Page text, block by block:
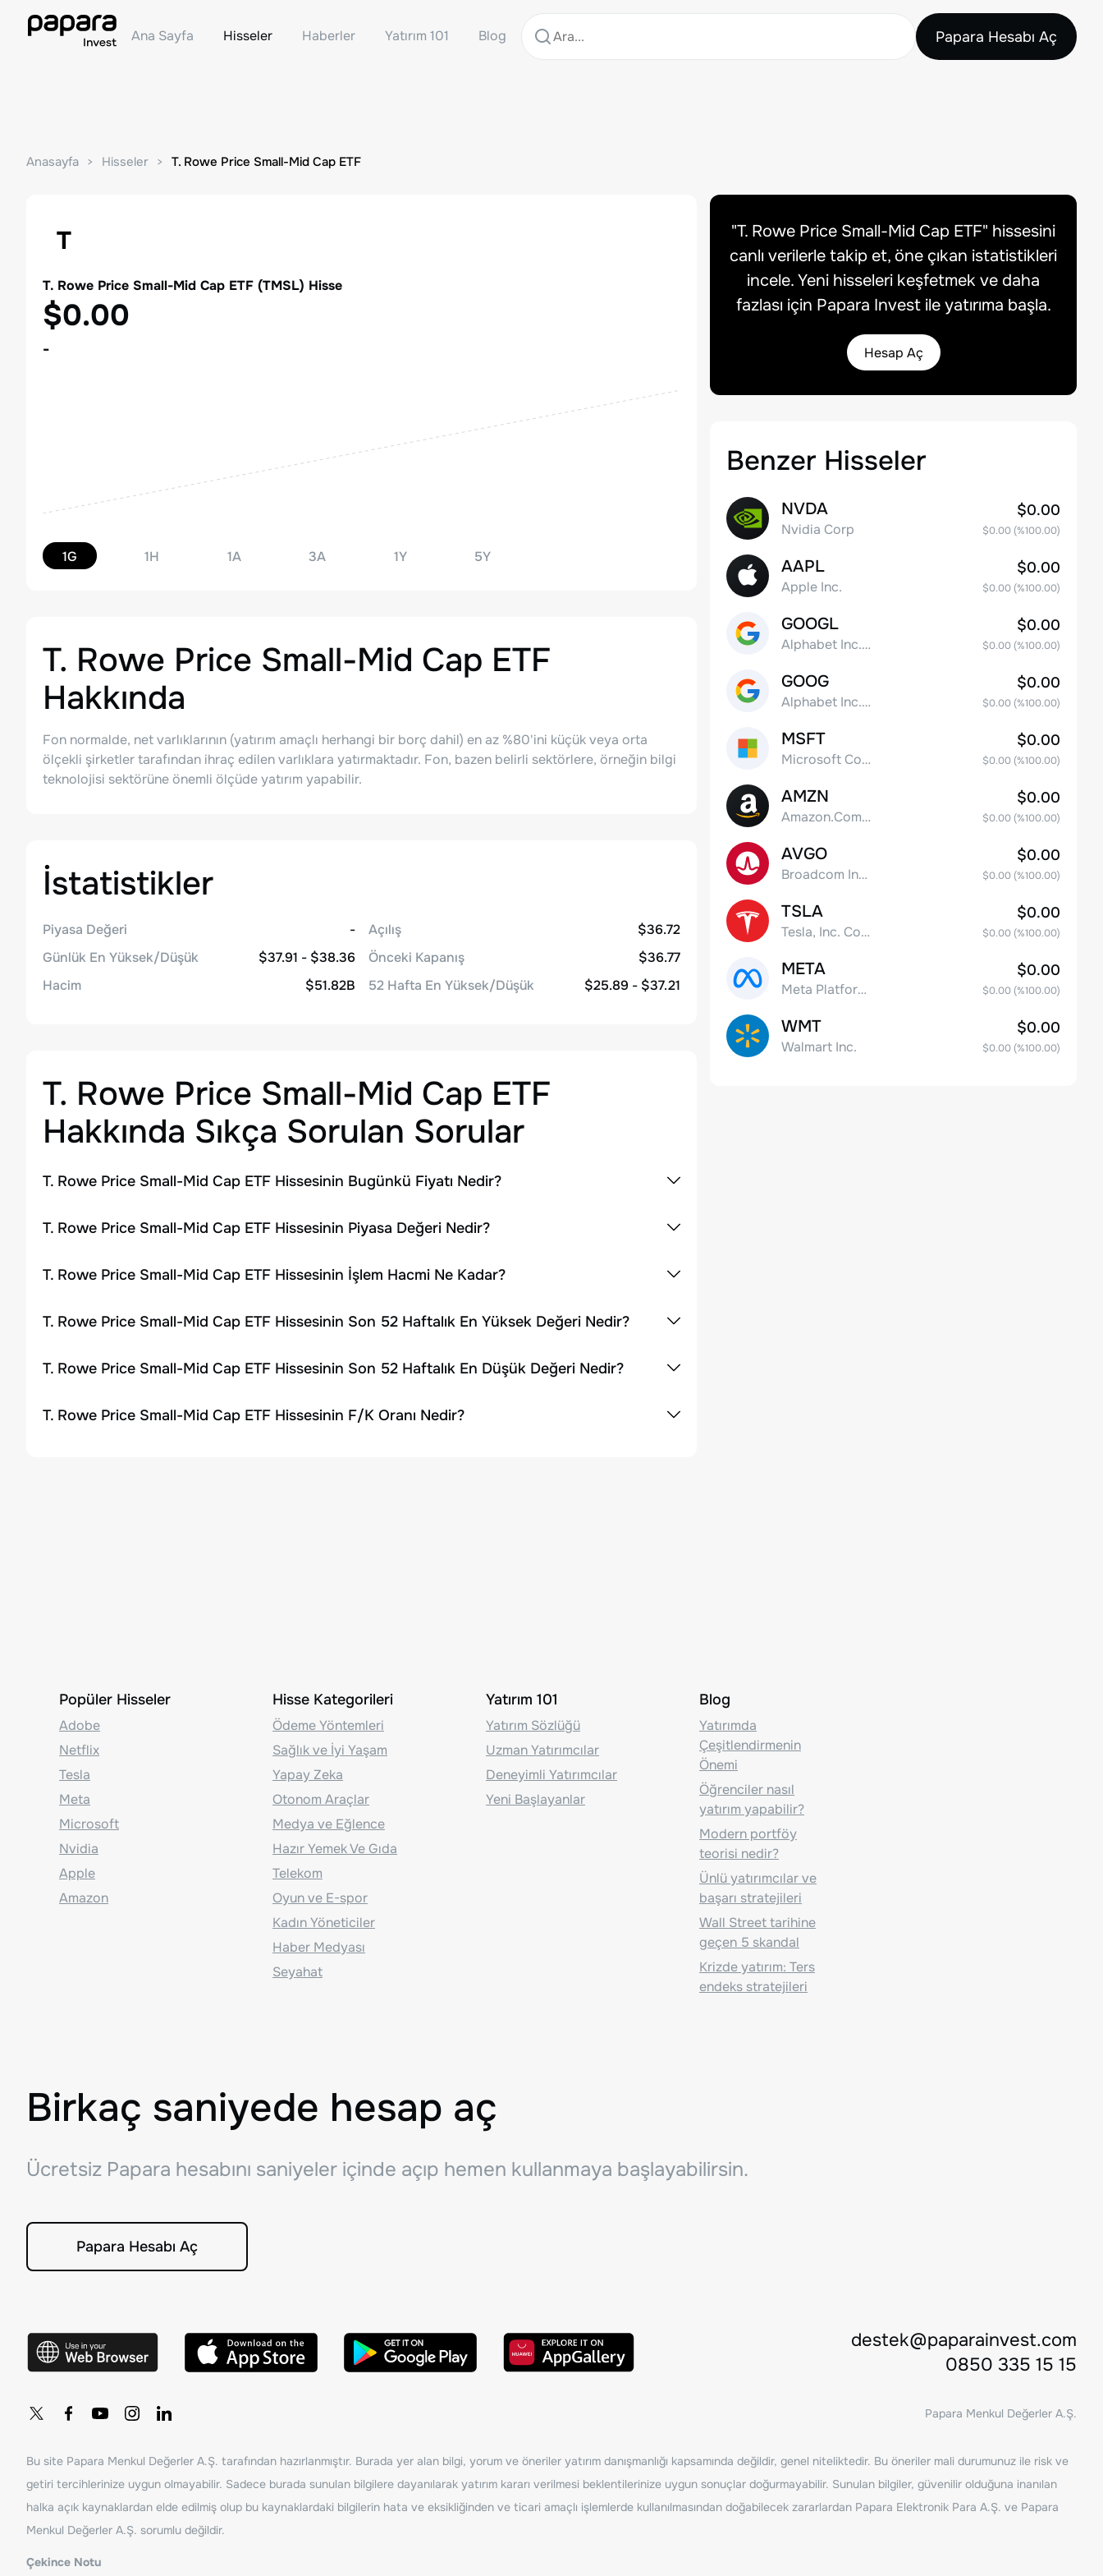
Ana Sayfa Hisseler Haberler Yatırım 101 Blog Papara Hesabı Aç
Anasayfa Hisseler T. Rowe Price Small-Mid Cap ETF
T
T. Rowe Price Small-Mid Cap ETF (TMSL) Hisse
$0.00
-
1G 1H 1A 3A 1Y 5Y
T. Rowe Price Small-Mid Cap ETF
Hakkında
Fon normalde, net varlıklarının (yatırım amaçlı herhangi bir borç dahil) en az %80'ini küçük veya orta
ölçekli şirketler tarafından ihraç edilen varlıklara yatırmaktadır. Fon, bazen belirli sektörlere, örneğin bilgi
teknolojisi sektörüne önemli ölçüde yatırım yapabilir.
İstatistikler
Piyasa Değeri
-
Günlük En Yüksek/Düşük
$37.91 - $38.36
Hacim
$51.82B
Açılış
$36.72
Önceki Kapanış
$36.77
52 Hafta En Yüksek/Düşük
$25.89 - $37.21
T. Rowe Price Small-Mid Cap ETF
Hakkında Sıkça Sorulan Sorular
T. Rowe Price Small-Mid Cap ETF Hissesinin Bugünkü Fiyatı Nedir?
T. Rowe Price Small-Mid Cap ETF Hissesinin Piyasa Değeri Nedir?
T. Rowe Price Small-Mid Cap ETF Hissesinin İşlem Hacmi Ne Kadar?
T. Rowe Price Small-Mid Cap ETF Hissesinin Son 52 Haftalık En Yüksek Değeri Nedir?
T. Rowe Price Small-Mid Cap ETF Hissesinin Son 52 Haftalık En Düşük Değeri Nedir?
T. Rowe Price Small-Mid Cap ETF Hissesinin F/K Oranı Nedir?
"T. Rowe Price Small-Mid Cap ETF" hissesini
canlı verilerle takip et, öne çıkan istatistikleri
incele. Yeni hisseleri keşfetmek ve daha
fazlası için Papara Invest ile yatırıma başla.
Hesap Aç
Benzer Hisseler
NVDA
Nvidia Corp
$0.00
$0.00(%100.00)
AAPL
Apple Inc.
$0.00
$0.00(%100.00)
GOOGL
Alphabet Inc. Class A Common Stock
$0.00
$0.00(%100.00)
GOOG
Alphabet Inc. Class C Capital Stock
$0.00
$0.00(%100.00)
MSFT
Microsoft Corp
$0.00
$0.00(%100.00)
AMZN
Amazon.Com Inc
$0.00
$0.00(%100.00)
AVGO
Broadcom Inc. Common Stock
$0.00
$0.00(%100.00)
TSLA
Tesla, Inc. Common Stock
$0.00
$0.00(%100.00)
META
Meta Platforms, Inc. Class A Common Stock
$0.00
$0.00(%100.00)
WMT
Walmart Inc.
$0.00
$0.00(%100.00)
Popüler Hisseler
Adobe
Netflix
Tesla
Meta
Microsoft
Nvidia
Apple
Amazon
Hisse Kategorileri
Ödeme Yöntemleri
Sağlık ve İyi Yaşam
Yapay Zeka
Otonom Araçlar
Medya ve Eğlence
Hazır Yemek Ve Gıda
Telekom
Oyun ve E-spor
Kadın Yöneticiler
Haber Medyası
Seyahat
Yatırım 101
Yatırım Sözlüğü
Uzman Yatırımcılar
Deneyimli Yatırımcılar
Yeni Başlayanlar
Blog
Yatırımda
Çeşitlendirmenin
Önemi
Öğrenciler nasıl
yatırım yapabilir?
Modern portföy
teorisi nedir?
Ünlü yatırımcılar ve
başarı stratejileri
Wall Street tarihine
geçen 5 skandal
Krizde yatırım: Ters
endeks stratejileri
Birkaç saniyede hesap aç
Ücretsiz Papara hesabını saniyeler içinde açıp hemen kullanmaya başlayabilirsin.
Papara Hesabı Aç
destek@paparainvest.com
0850 335 15 15
Papara Menkul Değerler A.Ş.
Bu site Papara Menkul Değerler A.Ş. tarafından hazırlanmıştır. Burada yer alan bilgi, yorum ve öneriler yatırım danışmanlığı kapsamında değildir, genel niteliktedir. Bu öneriler mali durumunuz ile risk ve
getiri tercihlerinize uygun olmayabilir. Sadece burada sunulan bilgilere dayanılarak yatırım kararı verilmesi beklentilerinize uygun sonuçlar doğurmayabilir. Sunulan bilgiler, güvenilir olduğuna inanılan
halka açık kaynaklardan elde edilmiş olup bu kaynaklardaki bilgilerin hata ve eksikliğinden ve ticari amaçlı işlemlerde kullanılmasından doğabilecek zararlardan Papara Elektronik Para A.Ş. ve Papara
Menkul Değerler A.Ş. sorumlu değildir.
Çekince Notu